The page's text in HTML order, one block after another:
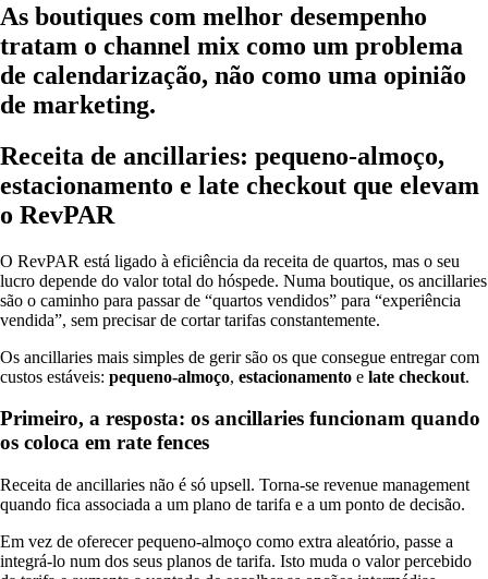
As boutiques com melhor desempenho
tratam o channel mix como um problema
de calendarização, não como uma opinião
de marketing.
Receita de ancillaries: pequeno-almoço,
estacionamento e late checkout que elevam
o RevPAR
O RevPAR está ligado à eficiência da receita de quartos, mas o seu
lucro depende do valor total do hóspede. Numa boutique, os ancillaries
são o caminho para passar de “quartos vendidos” para “experiência
vendida”, sem precisar de cortar tarifas constantemente.
Os ancillaries mais simples de gerir são os que consegue entregar com
custos estáveis: pequeno-almoço, estacionamento e late checkout.
Primeiro, a resposta: os ancillaries funcionam quando
os coloca em rate fences
Receita de ancillaries não é só upsell. Torna-se revenue management
quando fica associada a um plano de tarifa e a um ponto de decisão.
Em vez de oferecer pequeno-almoço como extra aleatório, passe a
integrá-lo num dos seus planos de tarifa. Isto muda o valor percebido